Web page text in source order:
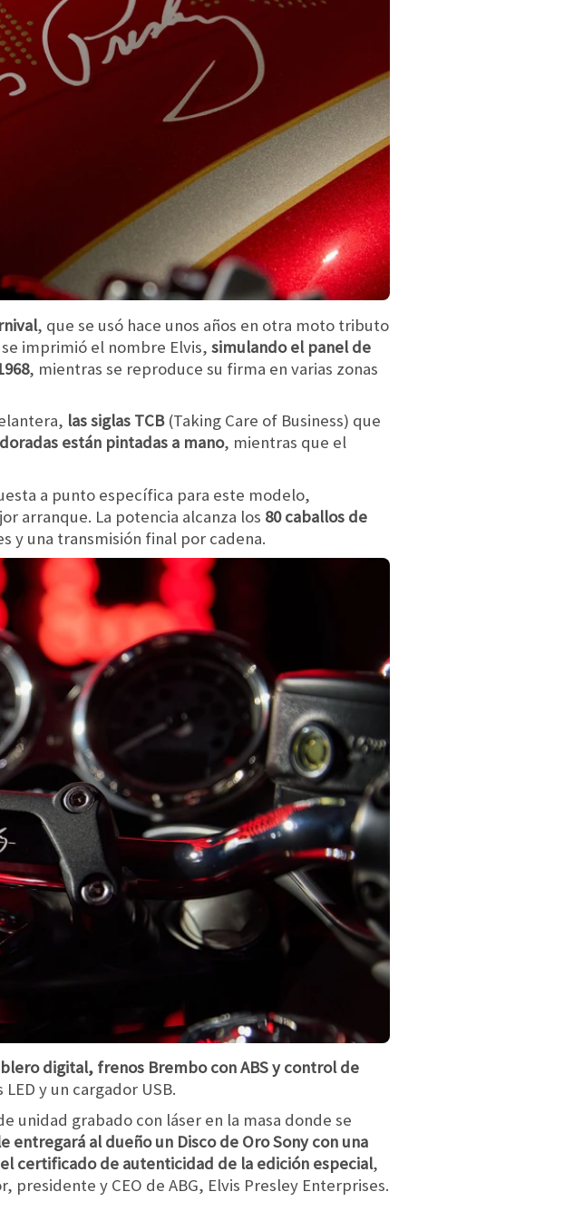
, que se usó hace unos años en otra moto tributo
imprimió el nombre Elvis, simulando el panel de
, mientras se reproduce su firma en varias zonas
las siglas TCB(Taking Care of Business) que
están pintadas a mano, mientras que el
a punto específica para este modelo,
arranque. La potencia alcanza los 80 caballos de
y una transmisión final por cadena.
digital, frenos Brembo con ABS y control de
y un cargador USB.
unidad grabado con láser en la masa donde se
entregará al dueño un Disco de Oro Sony con una
certificado de autenticidad de la edición especial,
y CEO de ABG, Elvis Presley Enterprises.